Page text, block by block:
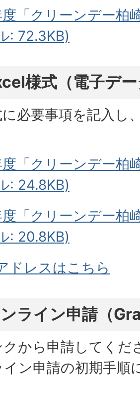
「クリーンデー柏
: 72.3KB)
様式（電子デ
必要事項を記入し
「クリーンデー柏
: 24.8KB)
「クリーンデー柏
: 20.8KB)
ドレスはこちら
ライン申請（
から申請してくだ
ン申請の初期手順